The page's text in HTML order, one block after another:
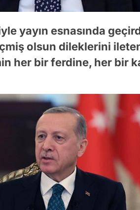
yayın esnasında
olsun dileklerini
her bir ferdine, her bir